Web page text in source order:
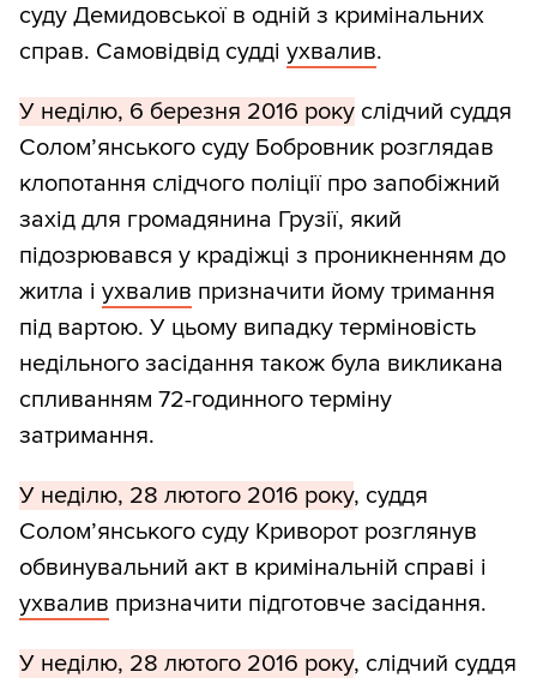
суду Демидовської в одній з кримінальних
справ. Самовідвід судді ухвалив.
У неділю, 6 березня 2016 року слідчий суддя
Солом’янського суду Бобровник розглядав
клопотання слідчого поліції про запобіжний
захід для громадянина Грузії, який
підозрювався у крадіжці з проникненням до
житла і ухвалив призначити йому тримання
під вартою. У цьому випадку терміновість
недільного засідання також була викликана
спливанням 72-годинного терміну
затримання.
У неділю, 28 лютого 2016 року, суддя
Солом’янського суду Криворот розглянув
обвинувальний акт в кримінальній справі і
ухвалив призначити підготовче засідання.
У неділю, 28 лютого 2016 року, слідчий суддя